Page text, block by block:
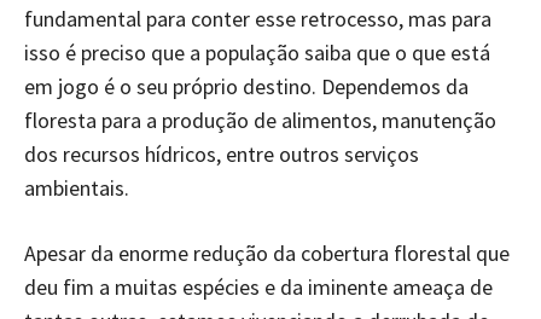
fundamental para conter esse retrocesso, mas para
isso é preciso que a população saiba que o que está
em jogo é o seu próprio destino. Dependemos da
floresta para a produção de alimentos, manutenção
dos recursos hídricos, entre outros serviços
ambientais.
Apesar da enorme redução da cobertura florestal que
deu fim a muitas espécies e da iminente ameaça de